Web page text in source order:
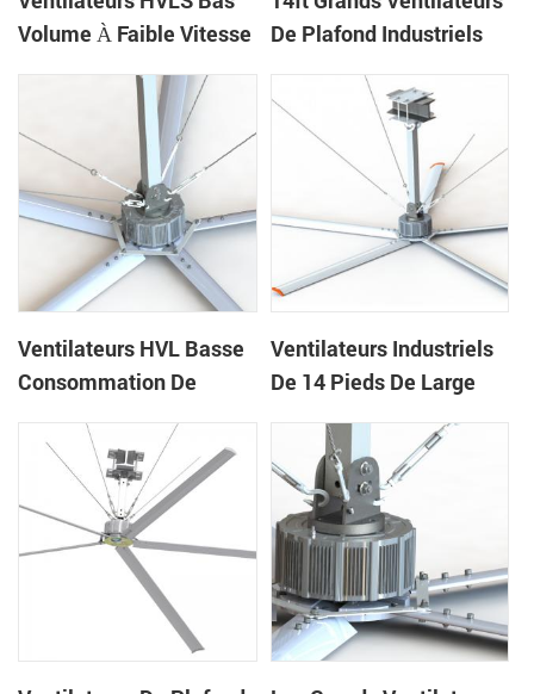
Volume À Faible Vitesse
De Plafond Industriels
Naturel Pour La Maison
De Vache
Ventilateurs HVL Basse
Consommation De
Pour Les Gymnases
Ventilateurs Industriels
De 14 Pieds De Large
Volume D'air Élevé